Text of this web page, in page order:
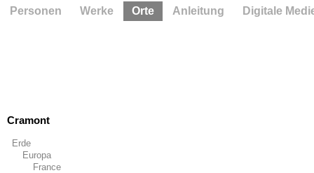
Cramont
Erde
Europa
France
Personen Werke Orte Anleitung Digitale